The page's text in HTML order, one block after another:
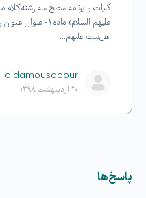
کلیات و برنامه سطح سه رشته
علیهم السلام) ماده
اهل‌بیت علیهم…
aidamousapour
۲۰ اردیبهشت ۱۳۹۸
پاسخ‌ها